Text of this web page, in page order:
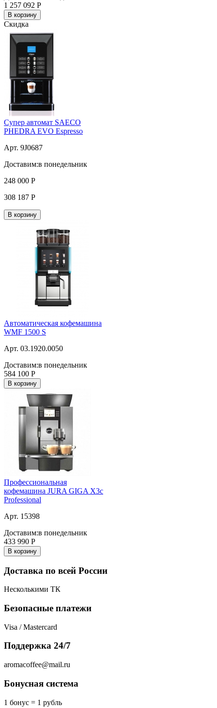
1 257 092 Р
В корзину
Скидка
Супер автомат SAECO
PHEDRA EVO Espresso
Арт. 9J0687
Доставим:в понедельник
248 000 Р
308 187 Р
В корзину
Автоматическая кофемашина
WMF 1500 S
Арт. 03.1920.0050
Доставим:в понедельник
584 100 Р
В корзину
Профессиональная
кофемашина JURA GIGA X3c
Professional
Арт. 15398
Доставим:в понедельник
433 990 Р
В корзину
Доставка по всей России
Несколькими ТК
Безопасные платежи
Visa / Mastercard
Поддержка 24/7
aromacoffee@mail.ru
Бонусная система
1 бонус = 1 рубль